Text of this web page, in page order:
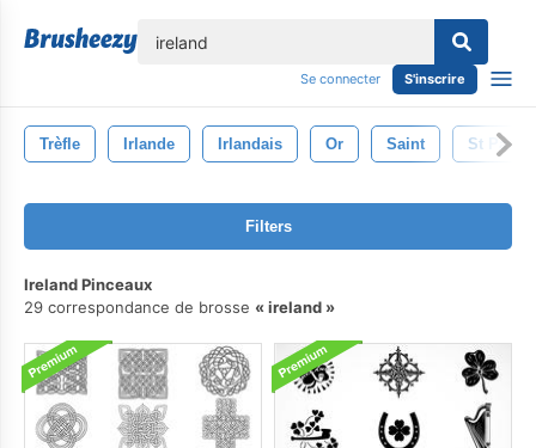
Se connecter S'inscrire
Trèfle Irlande Irlandais Or Saint St
Filters
Ireland Pinceaux
29 correspondance de brosse
ireland